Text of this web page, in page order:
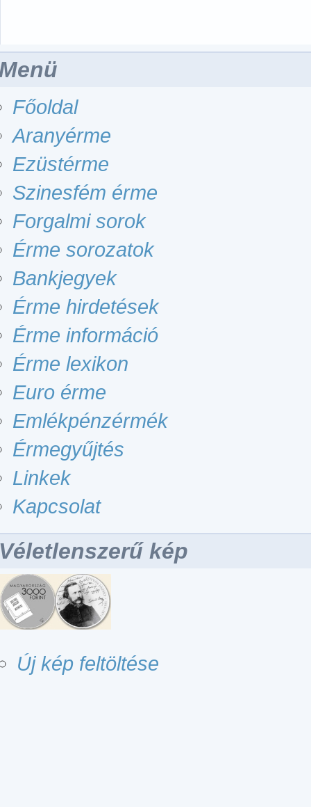
Főoldal
Aranyérme
Ezüstérme
Szinesfém érme
Forgalmi sorok
Érme sorozatok
Bankjegyek
Érme hirdetések
Érme információ
Érme lexikon
Euro érme
Emlékpénzérmék
Érmegyűjtés
Linkek
Kapcsolat
kép
Új kép feltöltése